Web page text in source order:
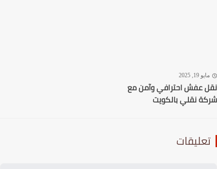
19, 2025
عفش احترافي وآمن مع
نقلي بالكويت